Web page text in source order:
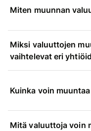
Miten muunnan
Miksi valuuttojen
vaihtelevat eri
Kuinka voin
Mitä valuuttoja voin